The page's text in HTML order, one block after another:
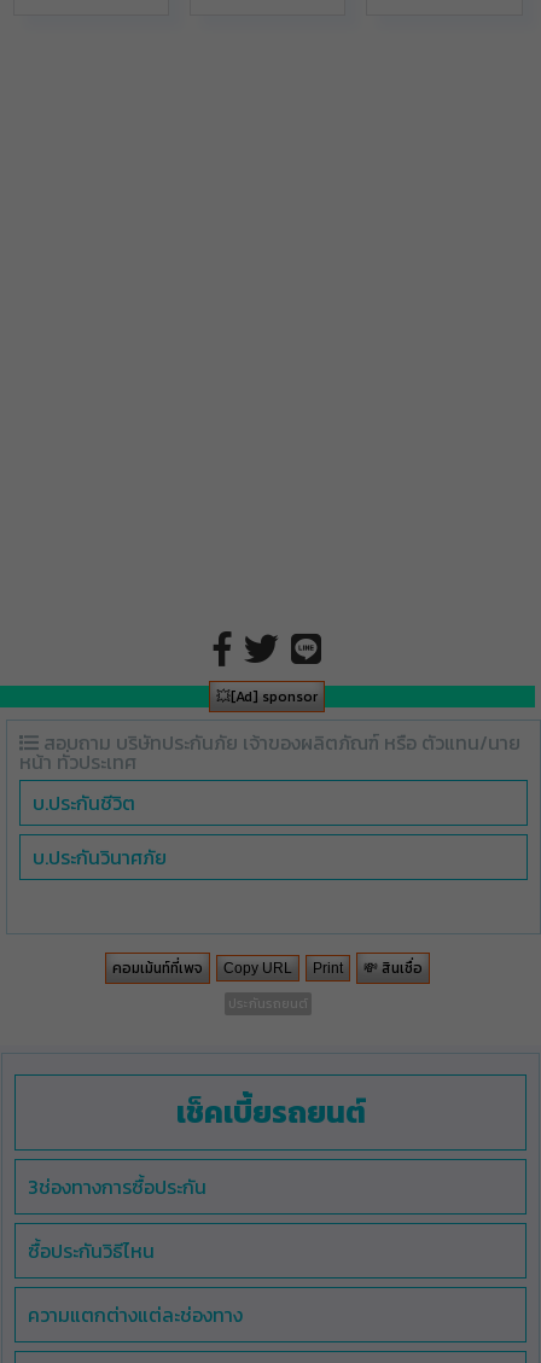
💥[Ad] sponsor
สอบถาม บริษัทประกันภัย เจ้าของผลิตภัณฑ์ หรือ ตัวแทน/นาย
หน้า ทั่วประเทศ
บ.ประกันชีวิต
บ.ประกันวินาศภัย
คอมเม้นท์ที่เพจ Copy URL Print 💸 สินเชื่อ
ประกันรถยนต์
เช็คเบี้ยรถยนต์
3ช่องทางการซื้อประกัน
ซื้อประกันวิธีไหน
ความแตกต่างแต่ละช่องทาง